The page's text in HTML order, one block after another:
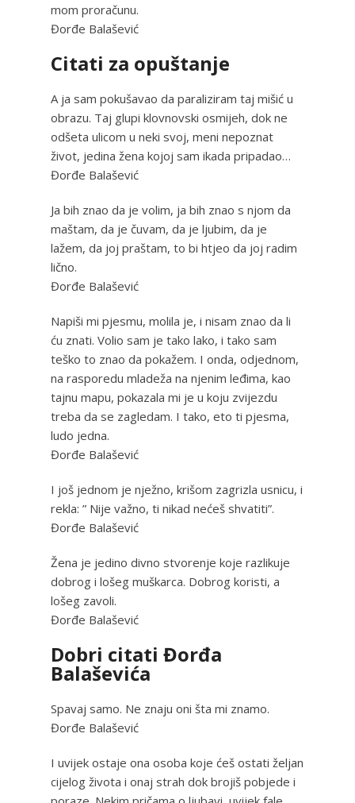
mom proračunu.
Đorđe Balašević
Citati za opuštanje
A ja sam pokušavao da paraliziram taj mišić u
obrazu. Taj glupi klovnovski osmijeh, dok ne
odšeta ulicom u neki svoj, meni nepoznat
život, jedina žena kojoj sam ikada pripadao…
Đorđe Balašević
Ja bih znao da je volim, ja bih znao s njom da
maštam, da je čuvam, da je ljubim, da je
lažem, da joj praštam, to bi htjeo da joj radim
lično.
Đorđe Balašević
Napiši mi pjesmu, molila je, i nisam znao da li
ću znati. Volio sam je tako lako, i tako sam
teško to znao da pokažem. I onda, odjednom,
na rasporedu mladeža na njenim leđima, kao
tajnu mapu, pokazala mi je u koju zvijezdu
treba da se zagledam. I tako, eto ti pjesma,
ludo jedna.
Đorđe Balašević
I još jednom je nježno, krišom zagrizla usnicu, i
rekla: ” Nije važno, ti nikad nećeš shvatiti”.
Đorđe Balašević
Žena je jedino divno stvorenje koje razlikuje
dobrog i lošeg muškarca. Dobrog koristi, a
lošeg zavoli.
Đorđe Balašević
Dobri citati Đorđa
Balaševića
Spavaj samo. Ne znaju oni šta mi znamo.
Đorđe Balašević
I uvijek ostaje ona osoba koje ćeš ostati željan
cijelog života i onaj strah dok brojiš pobjede i